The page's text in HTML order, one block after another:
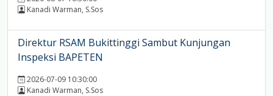
Kanadi Warman, S.Sos
Direktur RSAM Bukittinggi Sambut Kunjungan
Inspeksi BAPETEN
2026-07-09 10:30:00
Kanadi Warman, S.Sos